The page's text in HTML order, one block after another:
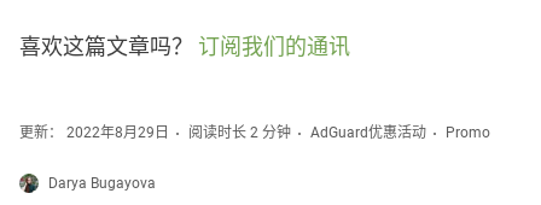
喜欢这篇文章吗？ 订阅我们的通讯
更新： 2022年8月29日 阅读时长 2 分钟 AdGuard优惠活动 Promo
Darya Bugayova